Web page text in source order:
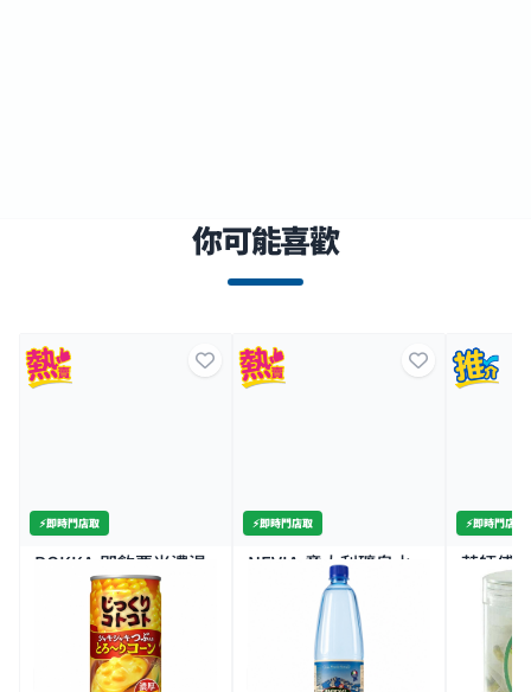
你可能喜歡
⚡️即時門店取
POKKA-即飲粟米濃湯
3件價 $20/3
⚡️即時門店取
NEVIA-意大利礦泉水
2件價 $11/2
⚡️即時門店取
茶師傅-
茶 4G 8
$27.9